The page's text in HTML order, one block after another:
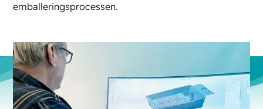
emballeringsprocessen.